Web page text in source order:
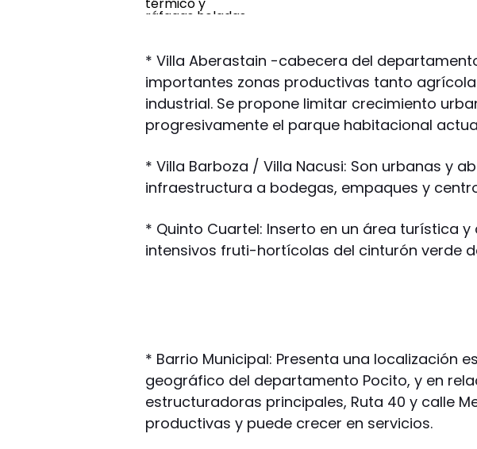
* Villa Aberastain -cabecera del
importantes zonas productivas tanto
industrial. Se propone limitar crecimiento
progresivamente el parque habitacional
* Villa Barboza / Villa Nacusi: Son urbanas y
infraestructura a bodegas, empaques y
* Quinto Cuartel: Inserto en un área turística
intensivos fruti-hortícolas del cinturón verde
* Barrio Municipal: Presenta una localización
geográfico del departamento Pocito, y en
estructuradoras principales, Ruta 40 y calle
productivas y puede crecer en servicios.